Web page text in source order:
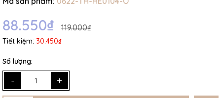
88.550₫ 119.000₫
Tiết kiệm: 30.450₫
Số lượng:
- +